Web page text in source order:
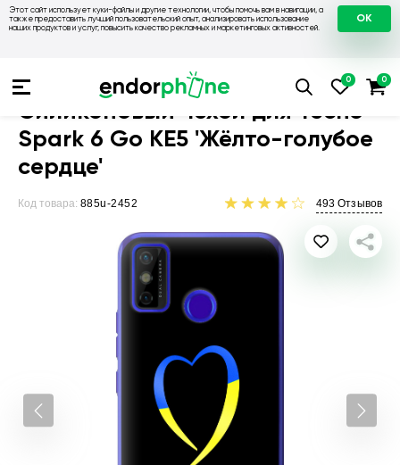
Этот сайт использует куки-файлы и другие технологии, чтобы помочь вам в навигации, а
также предоставить лучший пользовательский опыт, анализировать использование
наших продуктов и услуг, повысить качество рекламных и маркетинговых активностей.
OK
Чехлы на Tecno Чехол для Tecno
Силиконовый чехол для Tecno
Spark 6 Go KE5 'Жёлто-голубое
сердце'
Код товара: 885u-2452 493 Отзывов